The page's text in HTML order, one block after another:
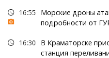
16:55
Морские дроны
подробности от
16:30
В Краматорске
станция